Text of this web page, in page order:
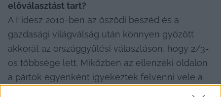
előválasztást tart?
A Fidesz 2010-ben az őszödi beszéd és a
gazdasági világválság után könnyen győzött
akkorát az országgyűlési választáson, hogy 2/3-
os többsége lett. Miközben az ellenzéki oldalon
a pártok egyenként igyekeztek felvenni vele a